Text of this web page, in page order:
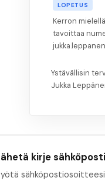
LOPETUS
Kerron
tavoittaa
Ystävällisin
Jukka
kirje